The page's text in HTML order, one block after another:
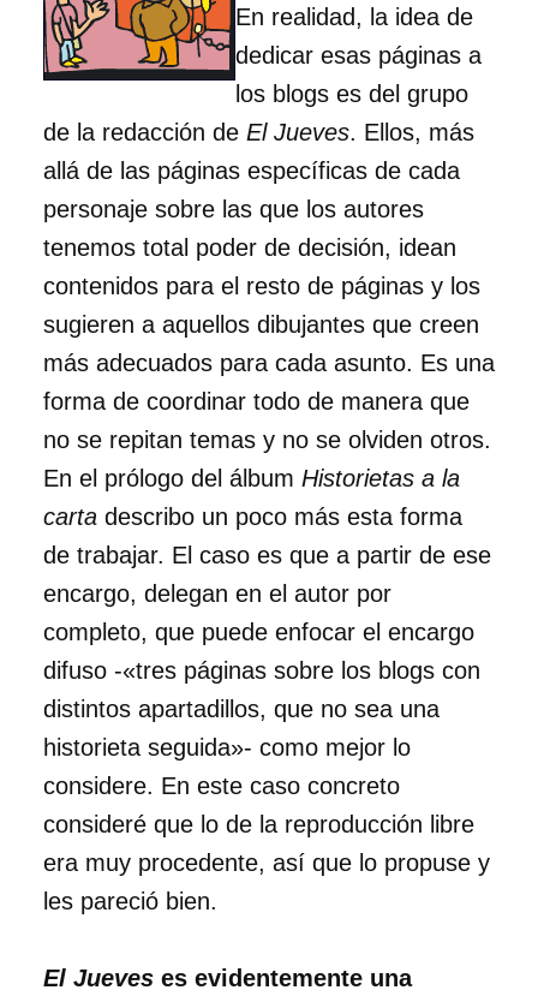
En realidad, la idea de
dedicar esas páginas a
los blogs es del grupo
de la redacción de El Jueves. Ellos, más
allá de las páginas específicas de cada
personaje sobre las que los autores
tenemos total poder de decisión, idean
contenidos para el resto de páginas y los
sugieren a aquellos dibujantes que creen
más adecuados para cada asunto. Es una
forma de coordinar todo de manera que
no se repitan temas y no se olviden otros.
En el prólogo del álbum Historietas a la
carta describo un poco más esta forma
de trabajar. El caso es que a partir de ese
encargo, delegan en el autor por
completo, que puede enfocar el encargo
difuso -«tres páginas sobre los blogs con
distintos apartadillos, que no sea una
historieta seguida»- como mejor lo
considere. En este caso concreto
consideré que lo de la reproducción libre
era muy procedente, así que lo propuse y
les pareció bien.
El Jueves es evidentemente una